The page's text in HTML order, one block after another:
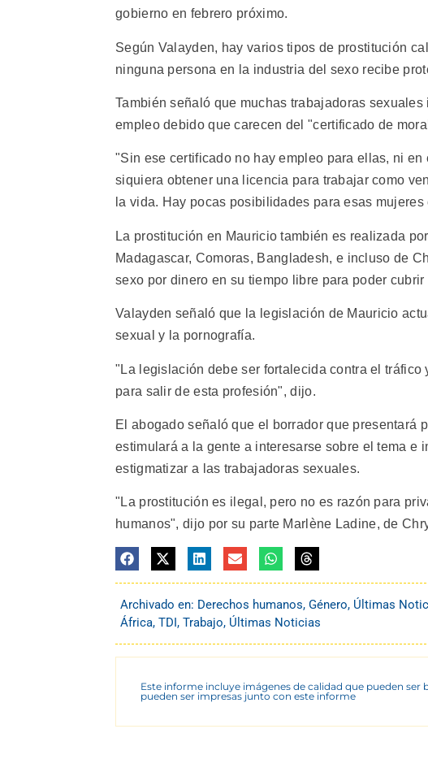
gobierno en febrero próximo.
Según Valayden, hay varios tipos de prostitución
ninguna persona en la industria del sexo recibe
También señaló que muchas trabajadoras
empleo debido que carecen del "certificado de
"Sin ese certificado no hay empleo para ellas, ni
siquiera obtener una licencia para trabajar como
la vida. Hay pocas posibilidades para esas
La prostitución en Mauricio también es realizada
Madagascar, Comoras, Bangladesh, e incluso de
sexo por dinero en su tiempo libre para poder
Valayden señaló que la legislación de Mauricio
sexual y la pornografía.
"La legislación debe ser fortalecida contra el
para salir de esta profesión", dijo.
El abogado señaló que el borrador que presentará
estimulará a la gente a interesarse sobre el tema e
estigmatizar a las trabajadoras sexuales.
"La prostitución es ilegal, pero no es razón para
humanos", dijo por su parte Marlène Ladine, de
Archivado en: Derechos humanos, Género, Últimas
África, TDI, Trabajo, Últimas Noticias
Este informe incluye imágenes de calidad que pueden ser
pueden ser impresas junto con este informe